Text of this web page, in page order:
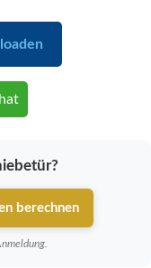
berechnen